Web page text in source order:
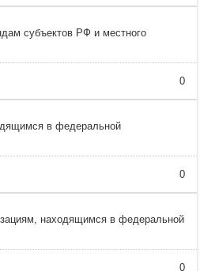
субъектов РФ и местного
0
в федеральной
0
находящимся в федеральной
0